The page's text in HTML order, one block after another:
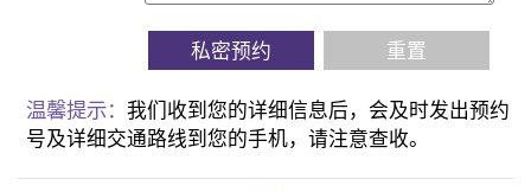
私密预约 重置
温馨提示：我们收到您的详细信息后，会及时发出预约
号及详细交通路线到您的手机，请注意查收。